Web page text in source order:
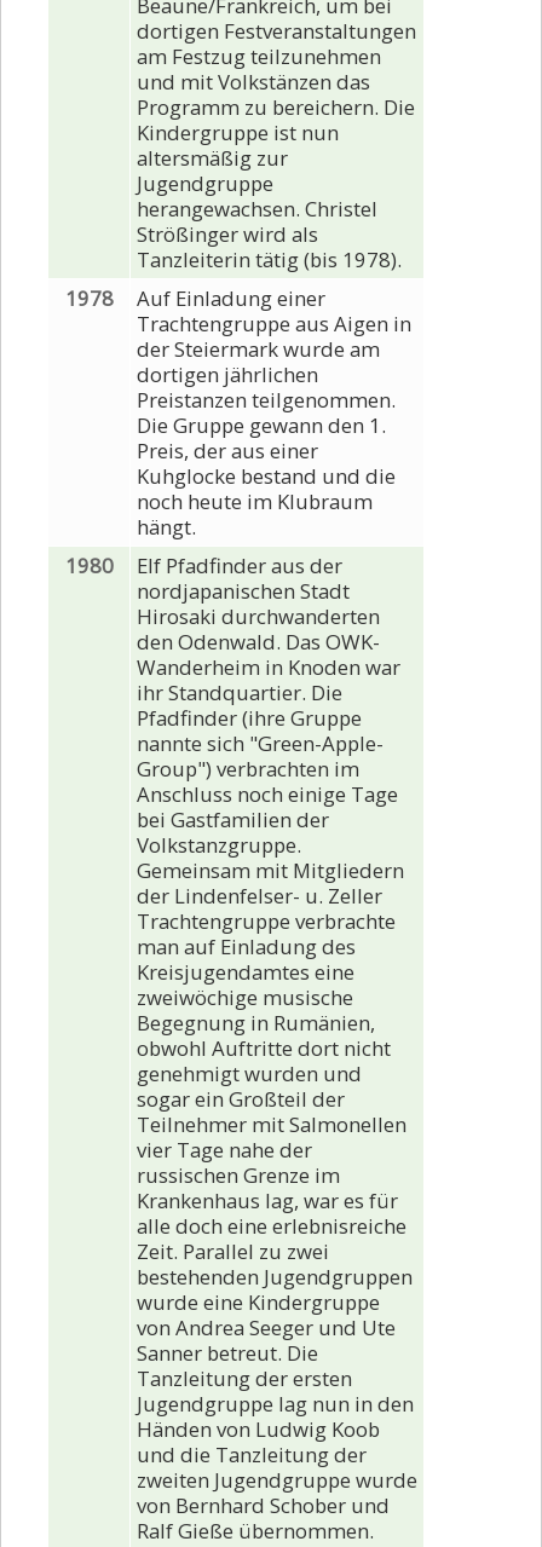
Beaune/Frankreich, um bei
dortigen Festveranstaltungen
am Festzug teilzunehmen
und mit Volkstänzen das
Programm zu bereichern. Die
Kindergruppe ist nun
altersmäßig zur
Jugendgruppe
herangewachsen. Christel
Strößinger wird als
Tanzleiterin tätig (bis 1978).
1978
Auf Einladung einer
Trachtengruppe aus Aigen in
der Steiermark wurde am
dortigen jährlichen
Preistanzen teilgenommen.
Die Gruppe gewann den 1.
Preis, der aus einer
Kuhglocke bestand und die
noch heute im Klubraum
hängt.
1980
Elf Pfadfinder aus der
nordjapanischen Stadt
Hirosaki durchwanderten
den Odenwald. Das OWK-
Wanderheim in Knoden war
ihr Standquartier. Die
Pfadfinder (ihre Gruppe
nannte sich "Green-Apple-
Group") verbrachten im
Anschluss noch einige Tage
bei Gastfamilien der
Volkstanzgruppe.
Gemeinsam mit Mitgliedern
der Lindenfelser- u. Zeller
Trachtengruppe verbrachte
man auf Einladung des
Kreisjugendamtes eine
zweiwöchige musische
Begegnung in Rumänien,
obwohl Auftritte dort nicht
genehmigt wurden und
sogar ein Großteil der
Teilnehmer mit Salmonellen
vier Tage nahe der
russischen Grenze im
Krankenhaus lag, war es für
alle doch eine erlebnisreiche
Zeit. Parallel zu zwei
bestehenden Jugendgruppen
wurde eine Kindergruppe
von Andrea Seeger und Ute
Sanner betreut. Die
Tanzleitung der ersten
Jugendgruppe lag nun in den
Händen von Ludwig Koob
und die Tanzleitung der
zweiten Jugendgruppe wurde
von Bernhard Schober und
Ralf Gieße übernommen.